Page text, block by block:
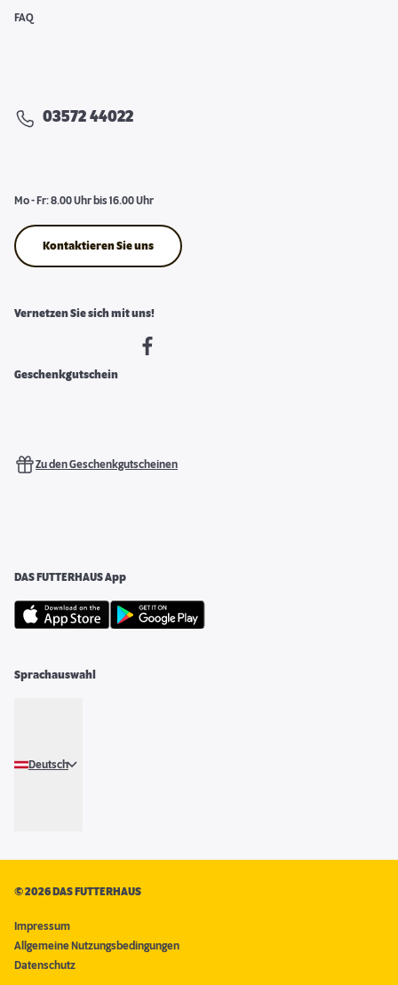
FAQ
03572 44022
Mo - Fr: 8.00 Uhr bis 16.00 Uhr
Kontaktieren Sie uns
Vernetzen Sie sich mit uns!
Geschenkgutschein
Zu den Geschenkgutscheinen
DAS FUTTERHAUS App
Sprachauswahl
Deutsch
©2026 DAS FUTTERHAUS
Impressum
Allgemeine Nutzungsbedingungen
Datenschutz